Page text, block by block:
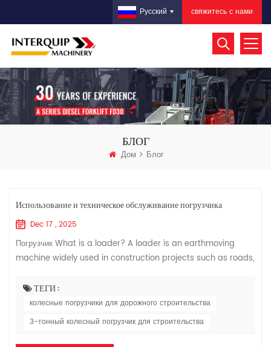
свяжитесь с нами
Русский
БЛОГ
Дом Блог
Использование и техническое обслуживание погрузчика
Dec 17 , 2025
Погрузчик What is a loader? A loader is an earthmoving
machine widely used in construction projects such as roads,
primarily used for shoveling...
ТЕГИ :
колесные погрузчики для дорожного строительства
3-тонный колесный погрузчик для строительства